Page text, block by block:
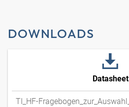
DOWNLOADS
Datasheet